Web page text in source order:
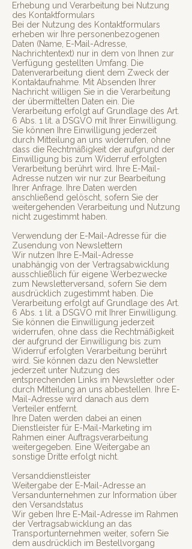
Erhebung und Verarbeitung bei Nutzung
des Kontaktformulars
Bei der Nutzung des Kontaktformulars
erheben wir Ihre personenbezogenen
Daten (Name, E-Mail-Adresse,
Nachrichtentext) nur in dem von Ihnen zur
Verfügung gestellten Umfang. Die
Datenverarbeitung dient dem Zweck der
Kontaktaufnahme. Mit Absenden Ihrer
Nachricht willigen Sie in die Verarbeitung
der übermittelten Daten ein. Die
Verarbeitung erfolgt auf Grundlage des Art.
6 Abs. 1 lit. a DSGVO mit Ihrer Einwilligung.
Sie können Ihre Einwilligung jederzeit
durch Mitteilung an uns widerrufen, ohne
dass die Rechtmäßigkeit der aufgrund der
Einwilligung bis zum Widerruf erfolgten
Verarbeitung berührt wird. Ihre E-Mail-
Adresse nutzen wir nur zur Bearbeitung
Ihrer Anfrage. Ihre Daten werden
anschließend gelöscht, sofern Sie der
weitergehenden Verarbeitung und Nutzung
nicht zugestimmt haben.
Verwendung der E-Mail-Adresse für die
Zusendung von Newslettern
Wir nutzen Ihre E-Mail-Adresse
unabhängig von der Vertragsabwicklung
ausschließlich für eigene Werbezwecke
zum Newsletterversand, sofern Sie dem
ausdrücklich zugestimmt haben. Die
Verarbeitung erfolgt auf Grundlage des Art.
6 Abs. 1 lit. a DSGVO mit Ihrer Einwilligung.
Sie können die Einwilligung jederzeit
widerrufen, ohne dass die Rechtmäßigkeit
der aufgrund der Einwilligung bis zum
Widerruf erfolgten Verarbeitung berührt
wird. Sie können dazu den Newsletter
jederzeit unter Nutzung des
entsprechenden Links im Newsletter oder
durch Mitteilung an uns abbestellen. Ihre E-
Mail-Adresse wird danach aus dem
Verteiler entfernt.
Ihre Daten werden dabei an einen
Dienstleister für E-Mail-Marketing im
Rahmen einer Auftragsverarbeitung
weitergegeben. Eine Weitergabe an
sonstige Dritte erfolgt nicht.
Versanddienstleister
Weitergabe der E-Mail-Adresse an
Versandunternehmen zur Information über
den Versandstatus
Wir geben Ihre E-Mail-Adresse im Rahmen
der Vertragsabwicklung an das
Transportunternehmen weiter, sofern Sie
dem ausdrücklich im Bestellvorgang